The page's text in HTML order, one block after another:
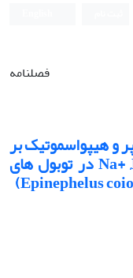
فصلنامه
و هیپواسموتیک بر
نحوه پراکندگی آنزیم Na+ ,K+-ATPase در توبول های